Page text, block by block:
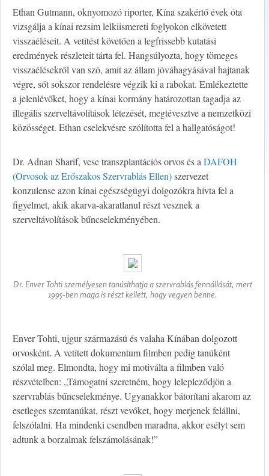
Ethan Gutmann, oknyomozó riporter, Kína szakértő évek óta
vizsgálja a kínai rezsim lelkiismereti foglyokon elkövetett
visszaéléseit. A vetítést követően a legfrissebb kutatási
eredmények részleteit tárta fel. Hangsúlyozta, hogy tömeges
visszaélésekről van szó, amit az állam jóváhagyásával hajtanak
végre, sőt sokszor rendelésre végzik ki a rabokat. Emlékeztette
a jelenlévőket, hogy a kínai kormány határozottan tagadja az
illegális szerveltávolítások létezését, megtévesztve a nemzetközi
közösséget. Ethan cselekvésre szólította fel a hallgatóságot!
Dr. Adnan Sharif, vese transzplantációs orvos és aDAFOH
(Orvosok az Erőszakos Szervrablás Ellen)szervezet
konzulense azon kínai egészségügyi dolgozókra hívta fel a
figyelmet, akik akarva-akaratlanul részt vesznek a
szerveltávolítások bűncselekményében.
Dr. Enver Tohti személyesen tanúsíthatja a szervrablás fennállását, mert
1995-ben maga is részt kellett, hogy vegyen benne.
Enver Tohti, ujgur származású és valaha Kínában dolgozott
orvosként. A vetített dokumentum filmben pedig tanúként
szólal meg. Elmondta, hogy mi motiválta a filmben való
részvételben: „Támogatni szeretném, hogy lelepleződjön a
szervrablás bűncselekménye. Ugyanakkor bátorítani akarom az
esetleges szemtanúkat, részt vevőket, hogy merjenek felállni,
felszólalni. Ha mindenki csendben maradna, akkor esélyt sem
adtunk a borzalmak felszámolásának!”